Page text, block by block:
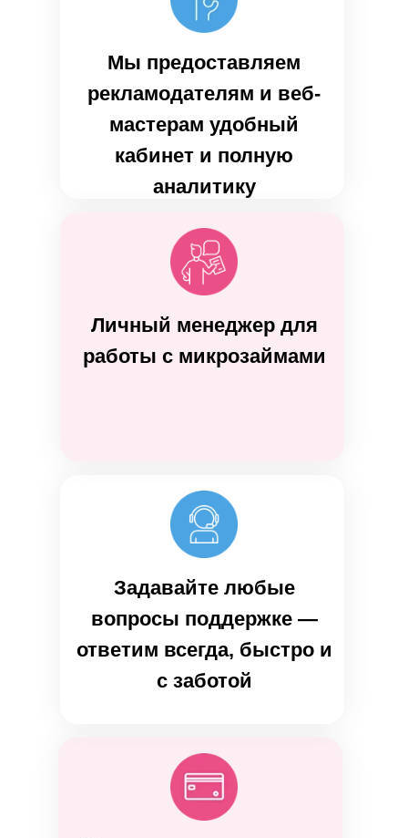
Мы предоставляем
рекламодателям и веб-
мастерам удобный
кабинет и полную
аналитику
Задавайте любые
вопросы поддержке —
ответим всегда, быстро и
с заботой
Личный менеджер для
работы с микрозаймами